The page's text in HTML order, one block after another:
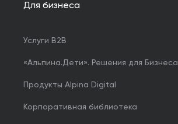
Для бизнеса
Услуги B2B
«Альпина.Дети». Решения для Бизнеса
Продукты Alpina Digital
Корпоративная библиотека